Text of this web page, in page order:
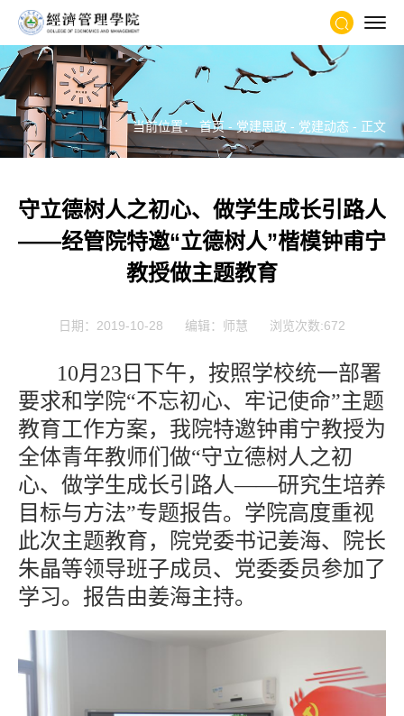
当前位置：首页- 党建思政 - 党建动态 - 正文
守立德树人之初心、做学生成长引路人
——经管院特邀“立德树人”楷模钟甫宁
教授做主题教育
日期：2019-10-28 编辑：师慧 浏览次数:672
10月23日下午，按照学校统一部署
要求和学院“不忘初心、牢记使命”主题
教育工作方案，我院特邀钟甫宁教授为
全体青年教师们做“守立德树人之初
心、做学生成长引路人——研究生培养
目标与方法”专题报告。学院高度重视
此次主题教育，院党委书记姜海、院长
朱晶等领导班子成员、党委委员参加了
学习。报告由姜海主持。